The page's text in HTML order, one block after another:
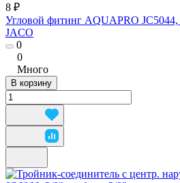
8 ₽
Угловой фитинг AQUAPRO JC5044,
JACO
0
0
Много
В корзину